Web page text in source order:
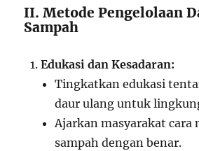
II. Metode Pengelolaan
Sampah
Edukasi dan Kesadaran:
Tingkatkan edukasi
daur ulang untuk
Ajarkan masyarakat cara
sampah dengan benar.